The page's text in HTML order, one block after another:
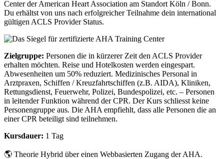
Center der American Heart Association am Standort Köln / Bonn.
Du erhältst von uns nach erfolgreicher Teilnahme dein international
gültigen ACLS Provider Status.
Zielgruppe: Personen die in kürzerer Zeit den ACLS Provider
erhalten möchten. Reise und Hotelkosten werden eingespart.
Abwesenheiten um 50% reduziert. Medizinisches Personal in
Arztpraxen, Schiffen / Kreuzfahrtschiffen (z.B. AIDA), Kliniken,
Rettungsdienst, Feuerwehr, Polizei, Bundespolizei, etc. – Personen
in leitender Funktion während der CPR. Der Kurs schliesst keine
Personengruppe aus. Die AHA empfiehlt, dass alle Personen die an
einer CPR beteiligt sind teilnehmen.
Kursdauer: 1 Tag
🌎 Theorie Hybrid über einen Webbasierten Zugang der AHA.